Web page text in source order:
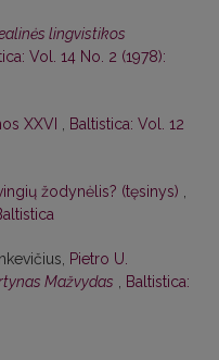
lingvistikos
Vol. 14 No. 2 (1978):
XXVI , Baltistica: Vol. 12
žodynėlis? (tęsinys) ,
Pietro U.
Mažvydas , Baltistica: